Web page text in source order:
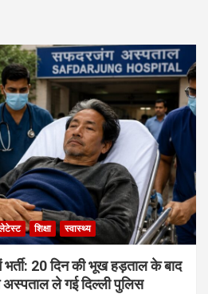
शिक्षा स्वास्थ्य
20 दिन की भूख हड़ताल के बाद
ले गई दिल्ली पुलिस